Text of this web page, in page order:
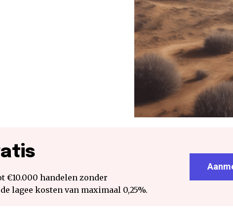
€10.000 handelen zonder
lagee kosten van maximaal 0,25%.